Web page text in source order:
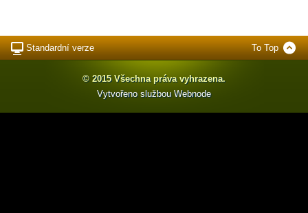
Standardní verze To Top
© 2015 Všechna práva vyhrazena.
Vytvořeno službou Webnode